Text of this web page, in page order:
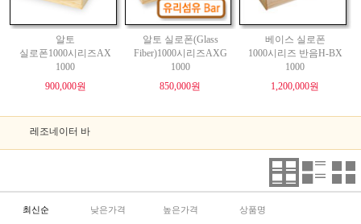
알토
실로폰1000시리즈AX
1000
900,000원
알토 실로폰(Glass
Fiber)1000시리즈AXG
1000
850,000원
베이스 실로폰
1000시리즈 반음H-BX
1000
1,200,000원
레조네이터 바
최신순 낮은가격 높은가격 상품명